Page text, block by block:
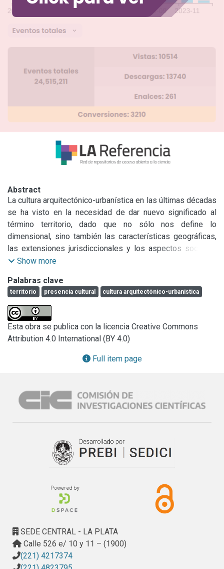
Abstract
La cultura arquitectónico-urbanística en las últimas décadas
se ha visto en la necesidad de dar nuevo significado al
término territorio, dado que no sólo nos define lo
dimensional, sino también las características geográficas,
las extensiones jurisdiccionales y los aspectos sociales.
En la potencialidad dialéctica del término hay otros
implícitas las relaciones del ambiente de la sociedad
humana y su propia evolución histórica.
(Párrafo extraído a modo de resumen)
Show more
Palabras clave
territorio presencia cultural cultura arquitectónico-urbanística
Esta obra se publica con la licencia Creative Commons
Attribution 4.0 International (BY 4.0)
Full item page
SEDE CENTRAL - LA PLATA
Calle 526 e/ 10 y 11 – (1900)
(221) 4217374